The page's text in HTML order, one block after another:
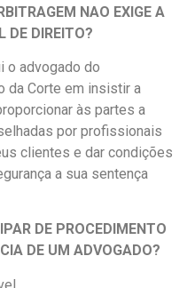
NAO EXIGE A
DE DIREITO?
o advogado do
da Corte em insistir a
às partes a
por profissionais
clientes e dar condições
a sua sentença
DE PROCEDIMENTO
DE UM ADVOGADO?